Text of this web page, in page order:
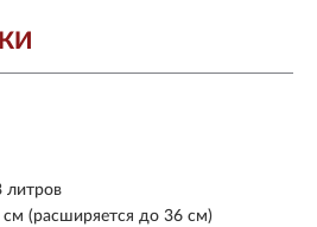
литров
(расширяется до 36 см)